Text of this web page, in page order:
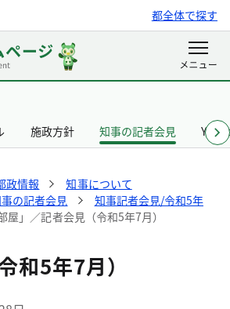
都全体で探す
施政方針 知事の記者会見
政情報
知事について
の記者会見
知事記者会見/令和5年
屋」／記者会見（令和5年7月）
和5年7月）